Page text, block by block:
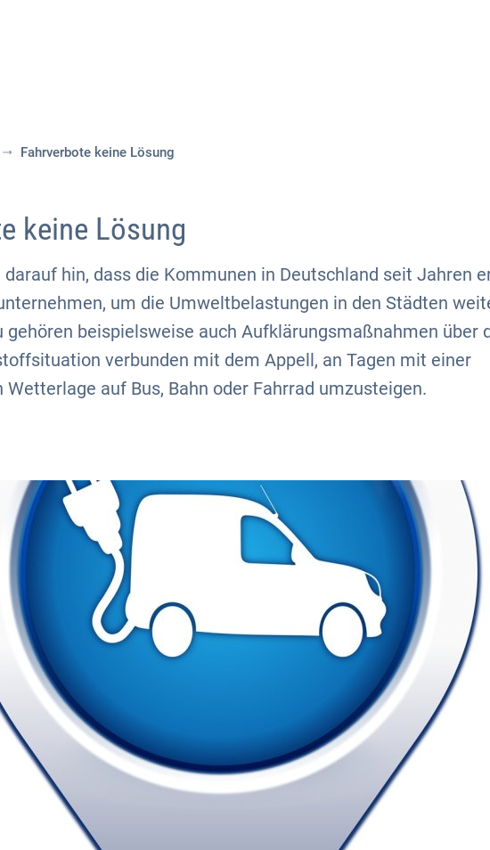
Fahrverbote keine Lösung
keine Lösung
darauf hin, dass die Kommunen in Deutschland seit Jahren
um die Umweltbelastungen in den Städten
gehören beispielsweise auch Aufklärungsmaßnahmen über
verbunden mit dem Appell, an Tagen mit einer
auf Bus, Bahn oder Fahrrad umzusteigen.